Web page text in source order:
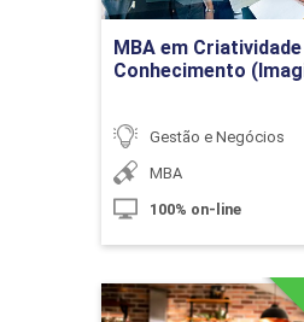
10h
MBA em
Conhecimento
Gestão e Negócios
MBA
100% on-line
MBA em E-